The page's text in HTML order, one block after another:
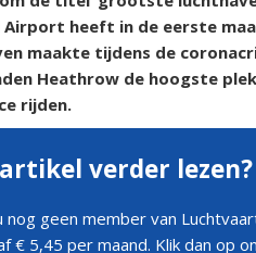
heeft in de eerste
maakte tijdens de
Heathrow de hoogste
rijden.
verder lezen?
nog geen member van
€ 5,45 per maand. Klik dan op